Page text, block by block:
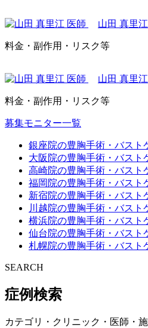
山田 真里江
料金・副作用・リスク等
山田 真里江
料金・副作用・リスク等
募集モニター一覧
銀座院の豊胸手術・バスト
大阪院の豊胸手術・バスト
高崎院の豊胸手術・バスト
福岡院の豊胸手術・バスト
新宿院の豊胸手術・バスト
川越院の豊胸手術・バスト
横浜院の豊胸手術・バスト
仙台院の豊胸手術・バスト
札幌院の豊胸手術・バスト
SEARCH
症例検索
カテゴリ・クリニック・医師・